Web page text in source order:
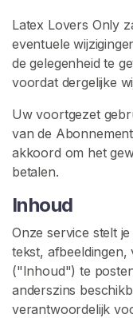
Latex Lovers Only
eventuele
de gelegenheid te
voordat dergelijke
Uw voortgezet
van de
akkoord om het
betalen.
Inhoud
Onze service stelt
tekst, afbeeldingen,
("Inhoud") te
anderszins
verantwoordelijk
n
g